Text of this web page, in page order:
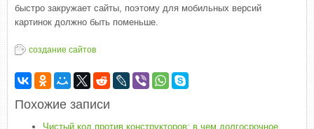
быстро закружает сайты, поэтому для мобильных версий
картинок должно быть поменьше.
создание сайтов
Похожие записи
Чистый код против конструкторов: в чем долгосрочное